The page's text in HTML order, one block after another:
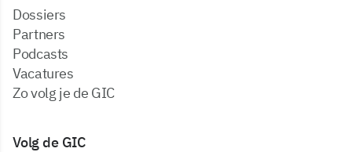
dossiers
partners
podcasts
vacatures
zo volg je de GIC
Volg de GIC